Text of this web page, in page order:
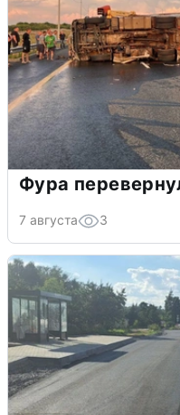
Фура
7 августа 3